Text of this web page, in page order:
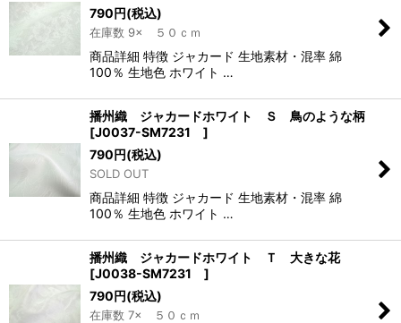
790円(税込)
在庫数 9× ５０ｃｍ
商品詳細 特徴 ジャカード 生地素材・混率 綿
100％ 生地色 ホワイト …
播州織 ジャカードホワイト Ｓ 鳥のような柄
[J0037-SM7231 ]
790円(税込)
SOLD OUT
商品詳細 特徴 ジャカード 生地素材・混率 綿
100％ 生地色 ホワイト …
播州織 ジャカードホワイト Ｔ 大きな花
[J0038-SM7231 ]
790円(税込)
在庫数 7× ５０ｃｍ